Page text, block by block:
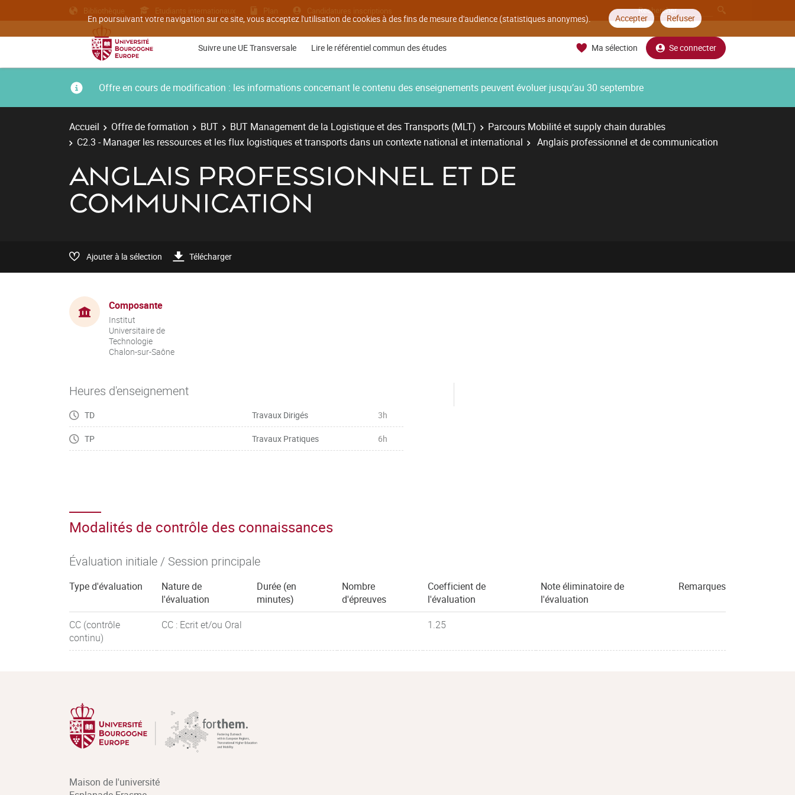
En poursuivant votre navigation sur ce site, vous acceptez l'utilisation de cookies à des fins de mesure d'audience (statistiques anonymes). Accepter Refuser
Bibliothèque Etudiants internationaux Plan Candidatures inscriptions
Suivre une UE Transversale Lire le référentiel commun des études Ma sélection Se connecter
Offre en cours de modification : les informations concernant le contenu des enseignements peuvent évoluer jusqu’au 30 septembre
Accueil Offre de formation BUT BUT Management de la Logistique et des Transports (MLT)
Parcours Mobilité et supply chain durables
C2.3 - Manager les ressources et les flux logistiques et transports dans un contexte national et international
Anglais professionnel et de communication
ANGLAIS PROFESSIONNEL ET DE
COMMUNICATION
Ajouter à la sélection Télécharger
Composante
Institut
Universitaire de
Technologie
Chalon-sur-Saône
Heures d'enseignement
TD Travaux Dirigés 3h
TP Travaux Pratiques 6h
Modalités de contrôle des connaissances
Évaluation initiale / Session principale
Type d'évaluation
Nature de
l'évaluation
Durée (en
minutes)
Nombre
d'épreuves
Coefficient de
l'évaluation
Note éliminatoire de
l'évaluation
Remarques
CC (contrôle
continu)
CC : Ecrit et/ou Oral 1.25
Maison de l'université